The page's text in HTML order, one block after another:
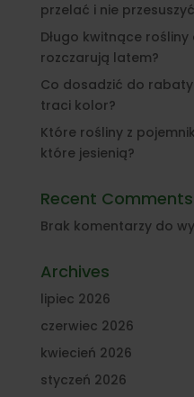
przelać i nie
Długo kwitnące
rozczarują latem?
Co dosadzić do
traci kolor?
Które rośliny z
które jesienią?
Recent Comments
Brak komentarzy do
Archives
lipiec 2026
czerwiec 2026
kwiecień 2026
styczeń 2026